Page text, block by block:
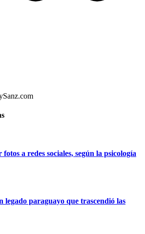
a redes sociales, según la psicología
legado paraguayo que trascendió las